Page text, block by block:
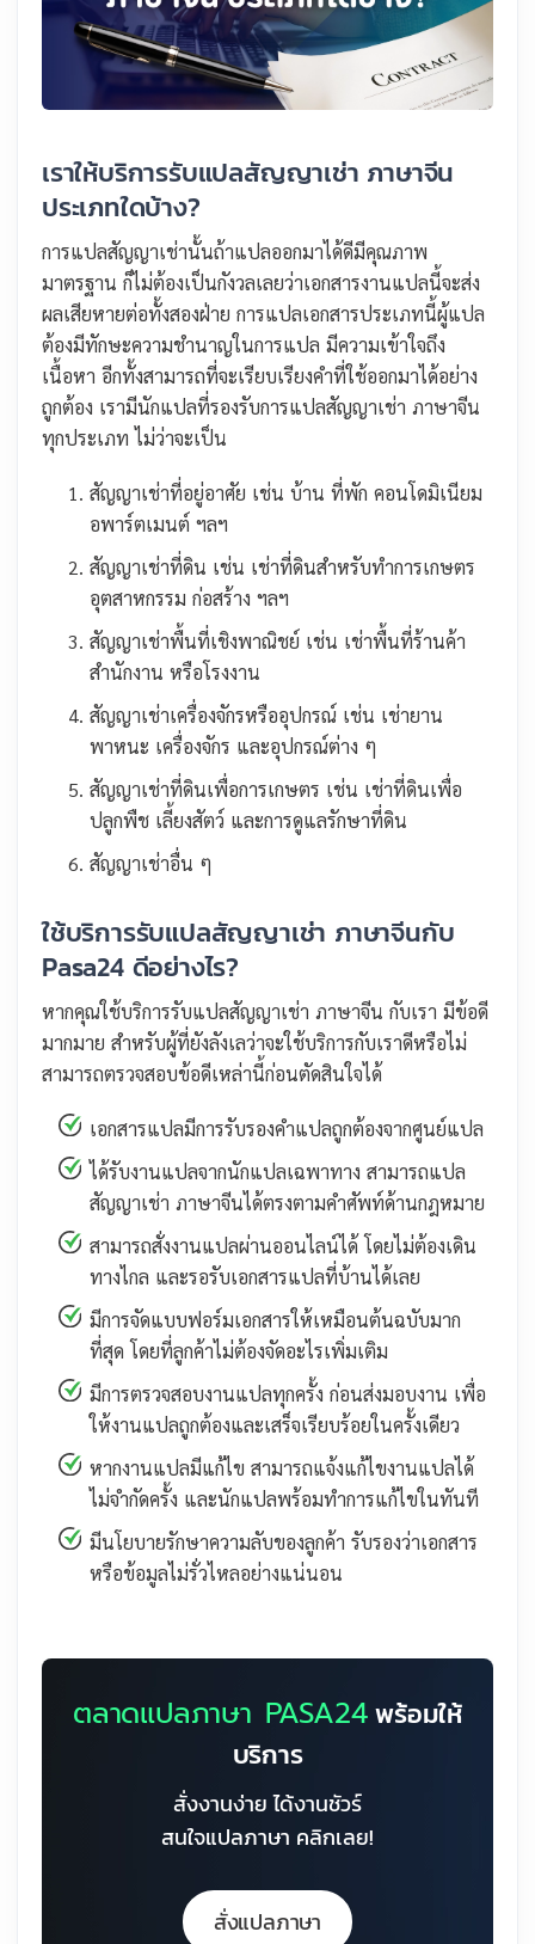
เราให้บริการรับแปลสัญญาเช่า ภาษาจีน
ประเภทใดบ้าง?
การแปลสัญญาเช่านั้นถ้าแปลออกมาได้ดีมีคุณภาพ
มาตรฐาน ก็ไม่ต้องเป็นกังวลเลยว่าเอกสารงานแปลนี้จะส่ง
ผลเสียหายต่อทั้งสองฝ่าย การแปลเอกสารประเภทนี้ผู้แปล
ต้องมีทักษะความชำนาญในการแปล มีความเข้าใจถึง
เนื้อหา อีกทั้งสามารถที่จะเรียบเรียงคำที่ใช้ออกมาได้อย่าง
ถูกต้อง เรามีนักแปลที่รองรับการแปลสัญญาเช่า ภาษาจีน
ทุกประเภท ไม่ว่าจะเป็น
สัญญาเช่าที่อยู่อาศัย เช่น บ้าน ที่พัก คอนโดมิเนียม
อพาร์ตเมนต์ ฯลฯ
สัญญาเช่าที่ดิน เช่น เช่าที่ดินสำหรับทำการเกษตร
อุตสาหกรรม ก่อสร้าง ฯลฯ
สัญญาเช่าพื้นที่เชิงพาณิชย์ เช่น เช่าพื้นที่ร้านค้า
สำนักงาน หรือโรงงาน
สัญญาเช่าเครื่องจักรหรืออุปกรณ์ เช่น เช่ายาน
พาหนะ เครื่องจักร และอุปกรณ์ต่าง ๆ
สัญญาเช่าที่ดินเพื่อการเกษตร เช่น เช่าที่ดินเพื่อ
ปลูกพืช เลี้ยงสัตว์ และการดูแลรักษาที่ดิน
สัญญาเช่าอื่น ๆ
ใช้บริการรับแปลสัญญาเช่า ภาษาจีนกับ
Pasa24 ดีอย่างไร?
หากคุณใช้บริการรับแปลสัญญาเช่า ภาษาจีน กับเรา มีข้อดี
มากมาย สำหรับผู้ที่ยังลังเลว่าจะใช้บริการกับเราดีหรือไม่
สามารถตรวจสอบข้อดีเหล่านี้ก่อนตัดสินใจได้
เอกสารแปลมีการรับรองคำแปลถูกต้องจากศูนย์แปล
ได้รับงานแปลจากนักแปลเฉพาทาง สามารถแปล
สัญญาเช่า ภาษาจีนได้ตรงตามคำศัพท์ด้านกฎหมาย
สามารถสั่งงานแปลผ่านออนไลน์ได้ โดยไม่ต้องเดิน
ทางไกล และรอรับเอกสารแปลที่บ้านได้เลย
มีการจัดแบบฟอร์มเอกสารให้เหมือนต้นฉบับมาก
ที่สุด โดยที่ลูกค้าไม่ต้องจัดอะไรเพิ่มเติม
มีการตรวจสอบงานแปลทุกครั้ง ก่อนส่งมอบงาน เพื่อ
ให้งานแปลถูกต้องและเสร็จเรียบร้อยในครั้งเดียว
หากงานแปลมีแก้ไข สามารถแจ้งแก้ไขงานแปลได้
ไม่จำกัดครั้ง และนักแปลพร้อมทำการแก้ไขในทันที
มีนโยบายรักษาความลับของลูกค้า รับรองว่าเอกสาร
หรือข้อมูลไม่รั่วไหลอย่างแน่นอน
ตลาดแปลภาษา PASA24พร้อมให้
บริการ
สั่งงานง่าย ได้งานชัวร์
สนใจแปลภาษา คลิกเลย!
สั่งแปลภาษา